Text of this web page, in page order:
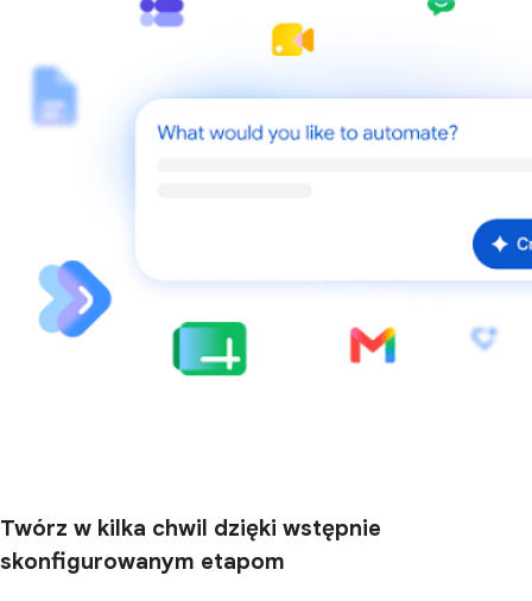
Twórz w kilka chwil dzięki wstępnie
skonfigurowanym etapom